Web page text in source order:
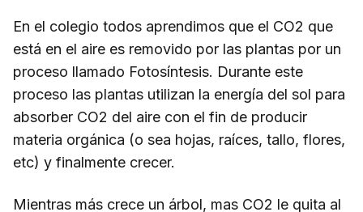
En el colegio todos aprendimos que el CO2 que
está en el aire es removido por las plantas por un
proceso llamado Fotosíntesis. Durante este
proceso las plantas utilizan la energía del sol para
absorber CO2 del aire con el fin de producir
materia orgánica (o sea hojas, raíces, tallo, flores,
etc) y finalmente crecer.
Mientras más crece un árbol, mas CO2 le quita al